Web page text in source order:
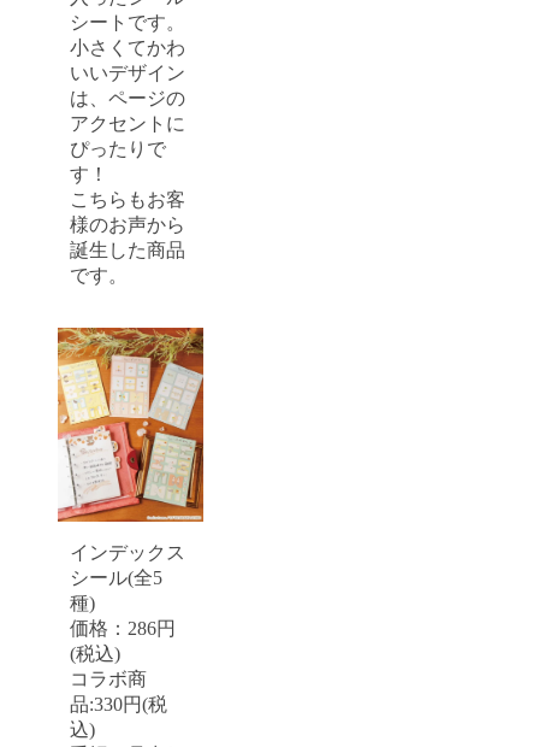
シートです。
小さくてかわ
いいデザイン
は、ページの
アクセントに
ぴったりで
す！
こちらもお客
様のお声から
誕生した商品
です。
インデックス
シール(全5
種)
価格：286円
(税込)
コラボ商
品:330円(税
込)